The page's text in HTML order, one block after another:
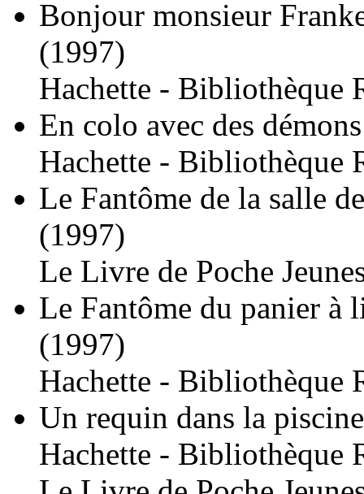
Bonjour monsieur
(1997)
Hachette - Bibliothèque
En colo avec des
Hachette - Bibliothèque
Le Fantôme de la salle
(1997)
Le Livre de Poche
Le Fantôme du panier à
(1997)
Hachette - Bibliothèque
Un requin dans la
Hachette - Bibliothèque